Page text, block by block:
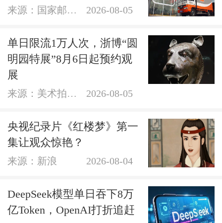
来源：国家邮政局网站 2026-08-05
单日限流1万人次，浙博“圆
明园特展”8月6日起预约观
展
来源：美术拍卖网 2026-08-05
央视纪录片《红楼梦》第一
集让观众惊艳？
来源：新浪 2026-08-04
DeepSeek模型单日吞下8万
亿Token，OpenAI打折追赶